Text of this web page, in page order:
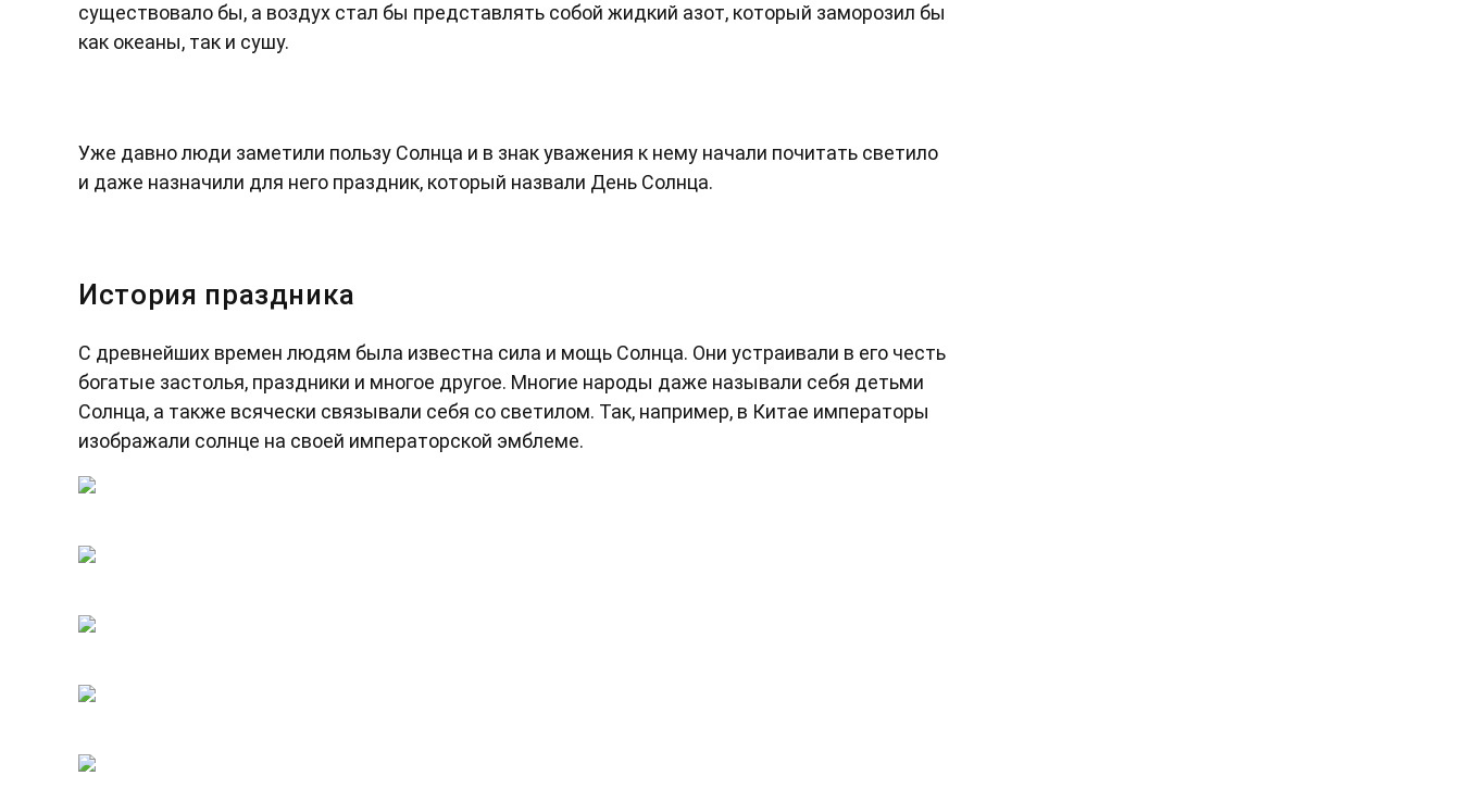
существовало бы, а воздух стал бы представлять собой жидкий азот, который заморозил бы
как океаны, так и сушу.
Уже давно люди заметили пользу Солнца и в знак уважения к нему начали почитать светило
и даже назначили для него праздник, который назвали День Солнца.
История праздника
С древнейших времен людям была известна сила и мощь Солнца. Они устраивали в его честь
богатые застолья, праздники и многое другое. Многие народы даже называли себя детьми
Солнца, а также всячески связывали себя со светилом. Так, например, в Китае императоры
изображали солнце на своей императорской эмблеме.